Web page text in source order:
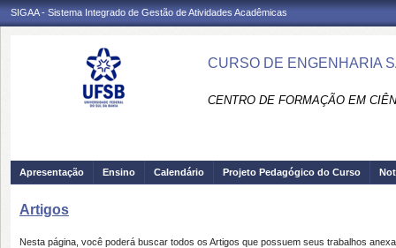
SIGAA - Sistema Integrado de Gestão de Atividades Acadêmicas
CURSO DE ENGENHARIA
CENTRO DE FORMAÇÃO EM
Apresentação Ensino Calendário Projeto Pedagógico do Curso
Artigos
Nesta página, você poderá buscar todos os Artigos que possuem seus trabalhos